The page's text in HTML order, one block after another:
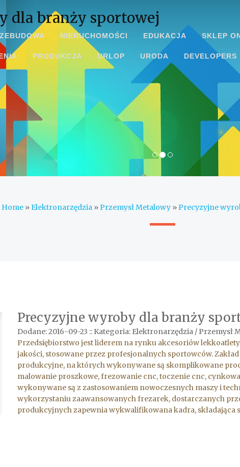
dla branży sportowej
NIERUCHOMOŚCI EDUKACJA SKLEP
PRODUKCJA URLOP URODA DEVELOPERS
Home» Elektronarzędzia»Przemysł Metalowy»Precyzyjne
Precyzyjne wyroby dla branży
Dodane: 2016-09-23 :: Kategoria: Elektronarzędzia / Przemysł
Przedsiębiorstwo jest liderem na rynku akcesoriów
jakości, stosowane przez profesjonalnych sportowców.
produkcyjne, na których wykonywane są skomplikowane
malowanie proszkowe, frezowanie cnc, toczenie cnc,
wykonywane są z zastosowaniem nowoczesnych maszy i
wykorzystaniu zaawansowanych frezarek, dostarczanych
produkcyjnych zapewnia wykwalifikowana kadra,